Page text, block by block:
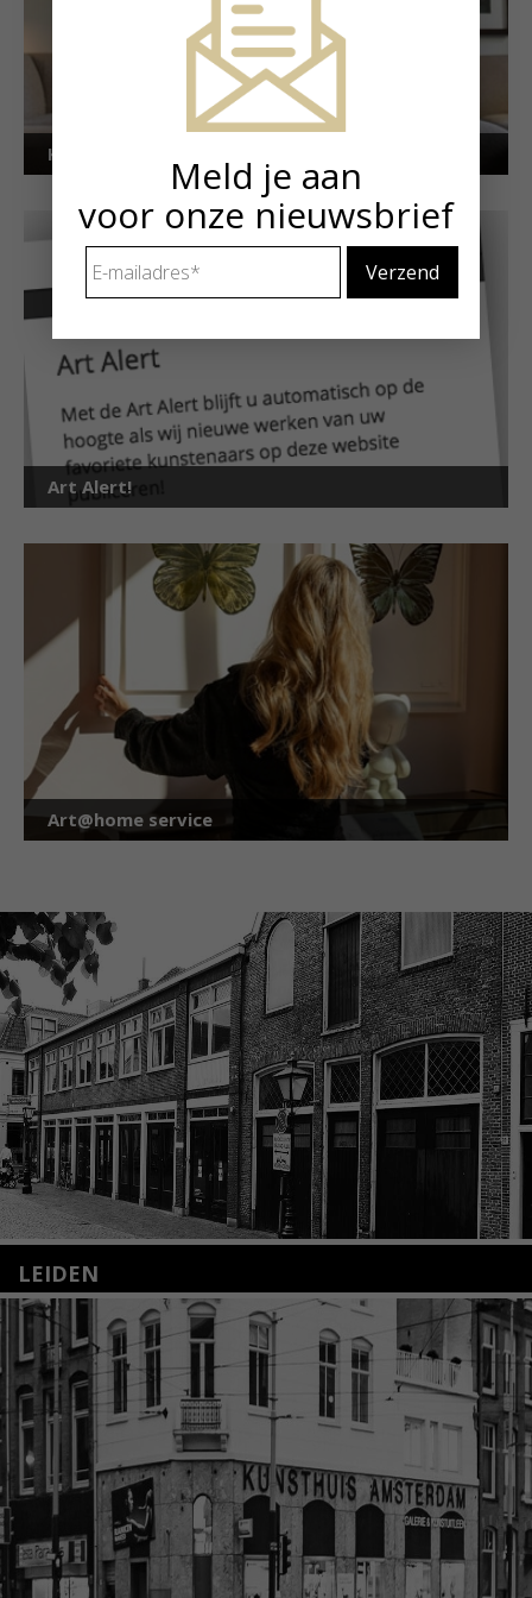
Kunstuitleen voor particulieren
Art Alert!
Art@home service
LEIDEN
Nieuwstraat 35
2312 KA Leiden
+31(0)71 – 52 84 480
info@kunsthuisleiden.nl
Lees meer
Meld je aan
voor onze nieuwsbrief
mailadres *